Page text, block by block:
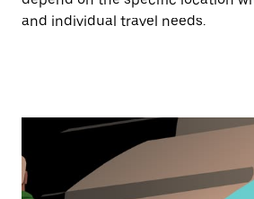
and individual travel needs.